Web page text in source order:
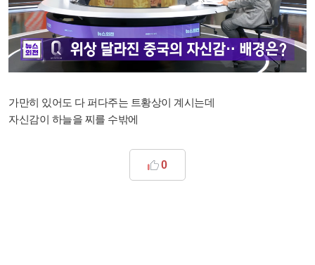
가만히 있어도 다 퍼다주는 트황상이 계시는데
자신감이 하늘을 찌를 수밖에
0